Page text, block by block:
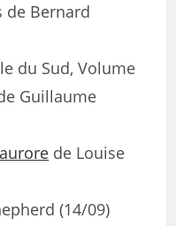
de Bernard
du Sud, Volume
Guillaume
de Louise
(14/09)